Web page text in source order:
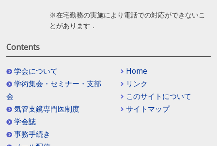
※在宅勤務の実施により電話での対応ができないこ
とがあります．
Contents
学会について
学術集会・セミナー・支部
会
気管支鏡専門医制度
学会誌
事務手続き
Home
リンク
このサイトについて
サイトマップ